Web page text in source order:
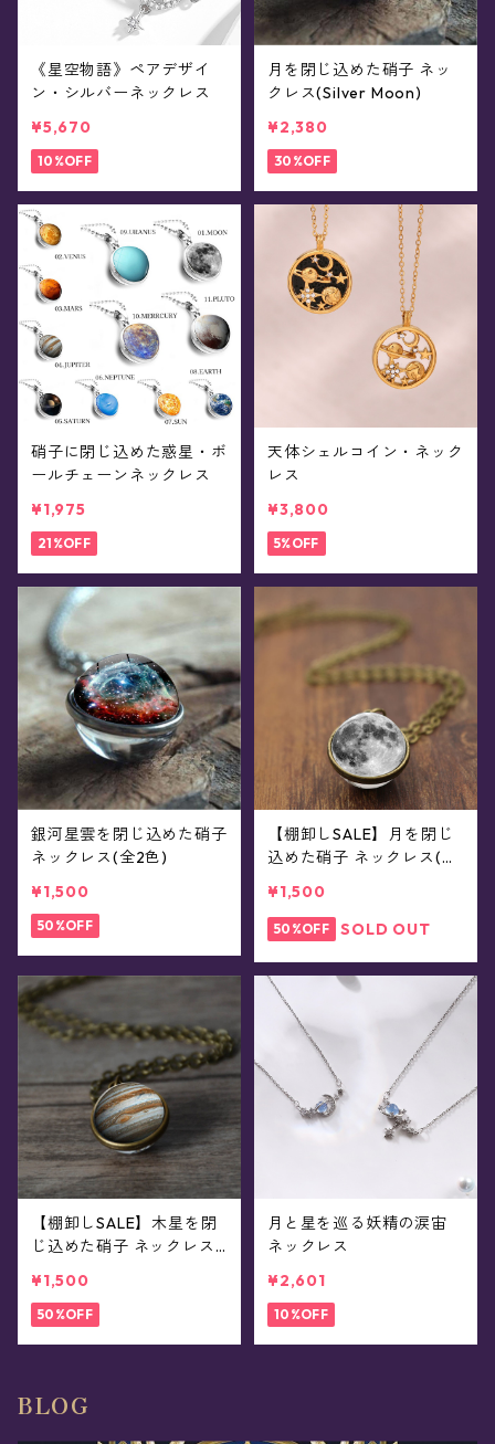
《星空物語》ペアデザイ
ン・シルバーネックレス
¥5,670
10%OFF
月を閉じ込めた硝子 ネッ
クレス(Silver Moon)
¥2,380
30%OFF
硝子に閉じ込めた惑星・ボ
ールチェーンネックレス
¥1,975
21%OFF
天体シェルコイン・ネック
レス
¥3,800
5%OFF
銀河星雲を閉じ込めた硝子
ネックレス(全2色)
¥1,500
50%OFF
【棚卸しSALE】月を閉じ
込めた硝子 ネックレス(全
¥1,500
50%OFF SOLD OUT
【棚卸しSALE】木星を閉
じ込めた硝子 ネックレス
¥1,500
50%OFF
月と星を巡る妖精の涙宙
ネックレス
¥2,601
10%OFF
BLOG